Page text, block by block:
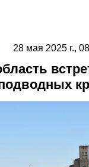
28 мая 2025 г.,